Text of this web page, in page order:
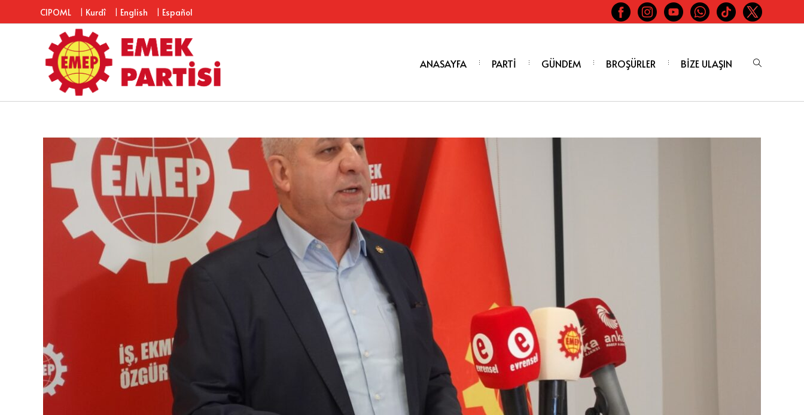
CIPOML | Kurdî | English | Español
ANASAYFA PARTİ GÜNDEM BROŞÜRLER BİZE ULAŞIN